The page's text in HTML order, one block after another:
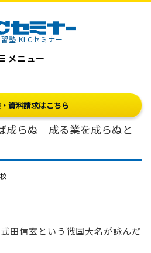
塾 KLCセミナー
メニュー
資料請求はこちら
らぬ 成る業を成らぬと
田信玄という戦国大名が詠んだ